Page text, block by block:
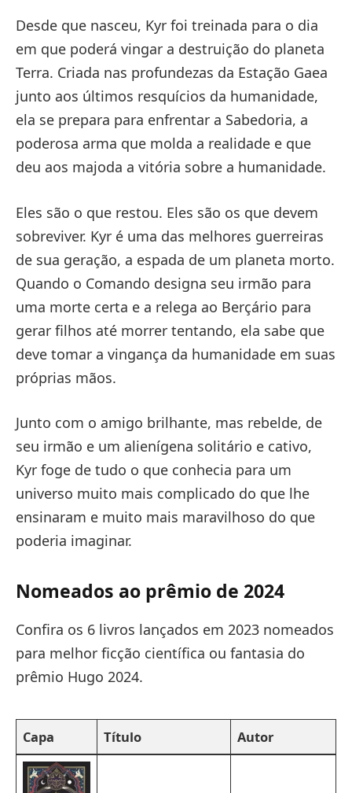
Desde que nasceu, Kyr foi treinada para o dia
em que poderá vingar a destruição do planeta
Terra. Criada nas profundezas da Estação Gaea
junto aos últimos resquícios da humanidade,
ela se prepara para enfrentar a Sabedoria, a
poderosa arma que molda a realidade e que
deu aos majoda a vitória sobre a humanidade.
Eles são o que restou. Eles são os que devem
sobreviver. Kyr é uma das melhores guerreiras
de sua geração, a espada de um planeta morto.
Quando o Comando designa seu irmão para
uma morte certa e a relega ao Berçário para
gerar filhos até morrer tentando, ela sabe que
deve tomar a vingança da humanidade em suas
próprias mãos.
Junto com o amigo brilhante, mas rebelde, de
seu irmão e um alienígena solitário e cativo,
Kyr foge de tudo o que conhecia para um
universo muito mais complicado do que lhe
ensinaram e muito mais maravilhoso do que
poderia imaginar.
Nomeados ao prêmio de 2024
Confira os 6 livros lançados em 2023 nomeados
para melhor ficção científica ou fantasia do
prêmio Hugo 2024.
Capa Título Autor